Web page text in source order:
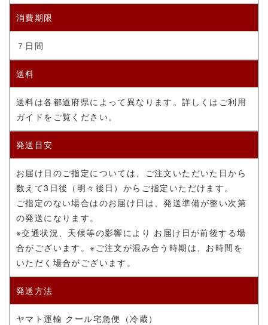
消費期限
７日間
送料
送料は各都道府県によって異なります。詳しくはご利用
ガイドをご覧ください。
発送目安
お届け日のご指定については、ご注文いただいた日から
数えて3日後（明々後日）からご指定いただけます。
ご指定のない場合はのお届け日は、発送準備が整い次第
の発送になります。
※交通状況、天候等の影響により お届け日が前後する場
合がございます。※ご注文が混み合う時期は、お時間を
いただく場合がございます。
発送方法
ヤマト運輸 クール宅急便（冷蔵）